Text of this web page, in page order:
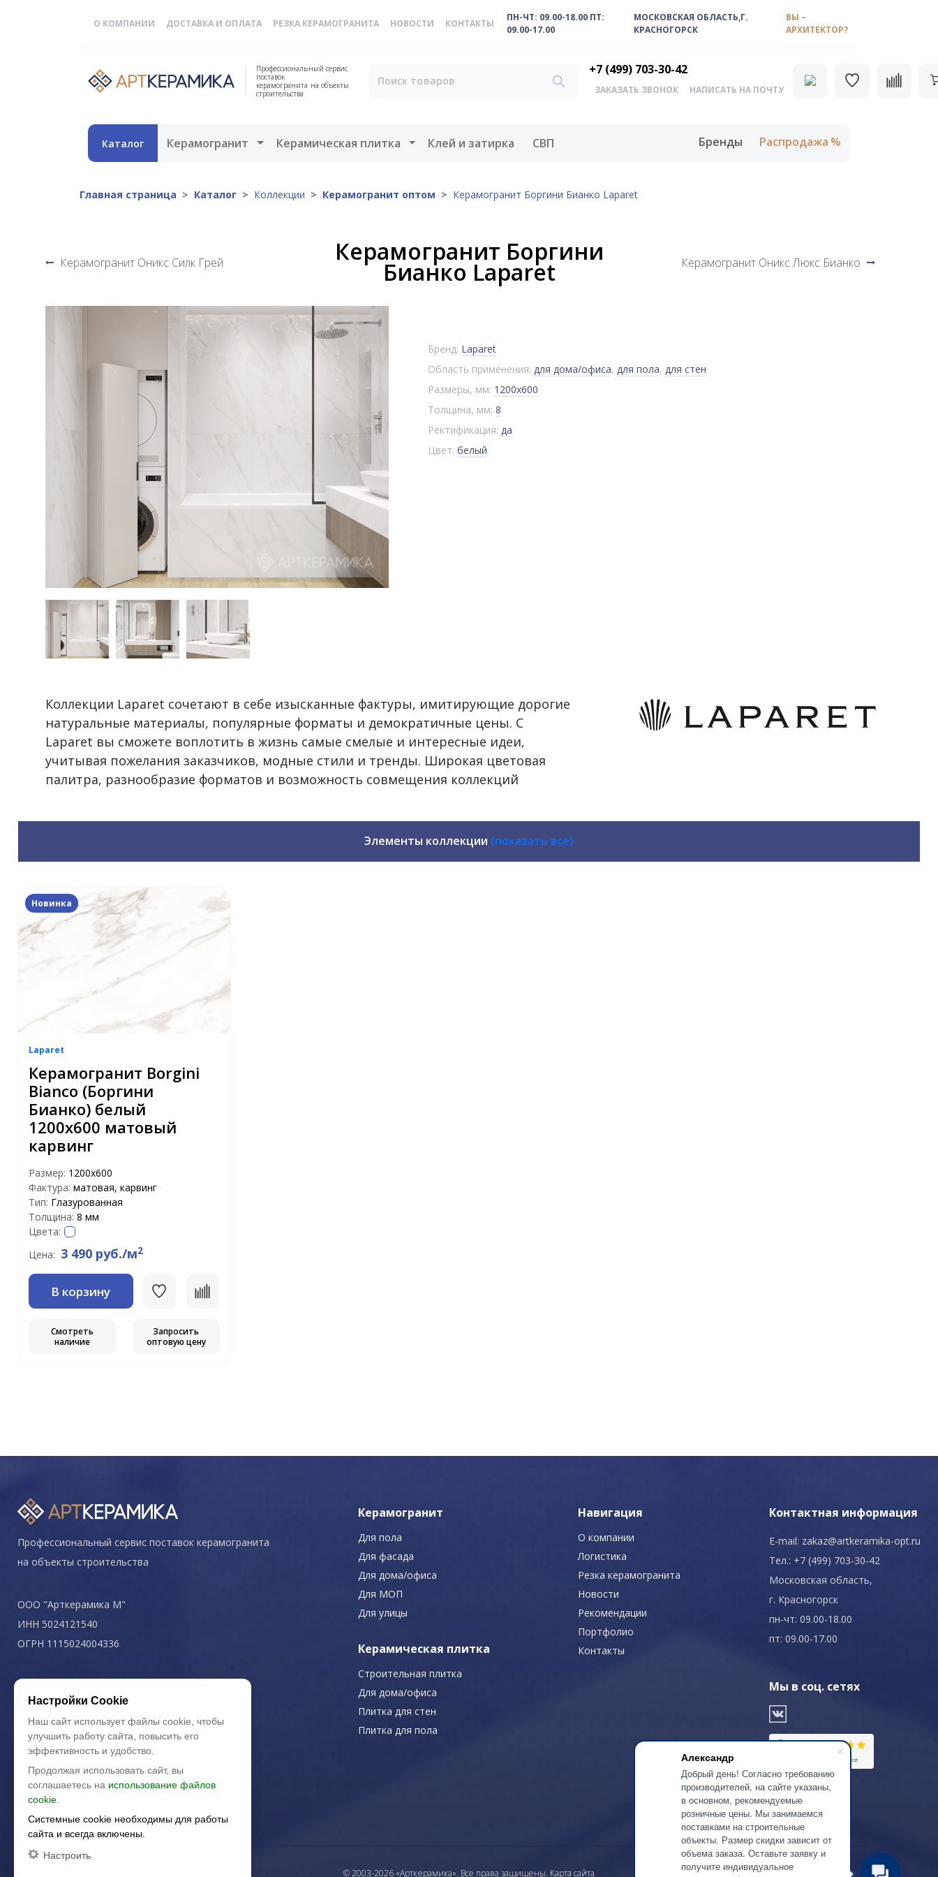
Александр
Добрый день! Согласно требованию
производителей, на сайте указаны,
в основном, рекомендуемые
розничные цены. Мы занимаемся
поставками на строительные
объекты. Размер скидки зависит от
объема заказа. Оставьте заявку и
получите индивидуальное
О КОМПАНИИ ДОСТАВКА И ОПЛАТА РЕЗКА КЕРАМОГРАНИТА НОВОСТИ КОНТАКТЫ
ПН-ЧТ: 09.00-18.00 ПТ:
09.00-17.00
МОСКОВСКАЯ ОБЛАСТЬ,Г.
КРАСНОГОРСК
ВЫ –
АРХИТЕКТОР?
Профессиональный сервис
поставок
керамогранита на объекты
строительства
+7 (499) 703-30-42
ЗАКАЗАТЬ ЗВОНОК НАПИСАТЬ НА ПОЧТУ
Каталог Керамогранит Открыть меню
Керамическая плитка Открыть меню
Клей и затирка СВП Бренды Распродажа
Главная страница Каталог Коллекции Керамогранит оптом Керамогранит Боргини Бианко Laparet
Керамогранит Оникс Силк Грей Керамогранит Боргини
Бианко Laparet Керамогранит Оникс Люкс Бианко
Бренд: Laparet
Область применения: для дома/офиса, для пола, для стен
Размеры, мм: 1200x600
Толщина, мм: 8
Ректификация: да
Цвет: белый
Коллекции Laparet сочетают в себе изысканные фактуры, имитирующие дорогие
натуральные материалы, популярные форматы и демократичные цены. С
Laparet вы сможете воплотить в жизнь самые смелые и интересные идеи,
учитывая пожелания заказчиков, модные стили и тренды. Широкая цветовая
палитра, разнообразие форматов и возможность совмещения коллекций
Элементы коллекции (показать все)
Новинка
Laparet
Керамогранит Borgini
Bianco (Боргини
Бианко) белый
1200х600 матовый
карвинг
Размер: 1200x600
Фактура: матовая, карвинг
Тип: Глазурованная
Толщина: 8 мм
Цвета:
Цена: 3 490 руб./м2
В корзину
Смотреть
наличие
Запросить
оптовую цену
Профессиональный сервис поставок керамогранита
на объекты строительства
ООО "Арткерамика М"
ИНН 5024121540
ОГРН 1115024004336
Политика конфиденциальности
Керамогранит
Для пола
Для фасада
Для дома/офиса
Для МОП
Для улицы
Керамическая плитка
Строительная плитка
Для дома/офиса
Плитка для стен
Плитка для пола
Навигация
О компании
Логистика
Резка керамогранита
Новости
Рекомендации
Портфолио
Контакты
Контактная информация
E-mail: zakaz@artkeramika-opt.ru
Тел.: +7 (499) 703-30-42
Московская область,
г. Красногорск
пн-чт: 09.00-18.00
пт: 09.00-17.00
Мы в соц. сетях
© 2003-2026 «Арткерамика». Все права защищены. Карта сайта
Настройки Cookie
Наш сайт использует файлы cookie, чтобы
улучшить работу сайта, повысить его
эффективность и удобство.
Продолжая использовать сайт, вы
соглашаетесь на использование файлов
cookie.
Системные cookie необходимы для работы
сайта и всегда включены.
Настроить